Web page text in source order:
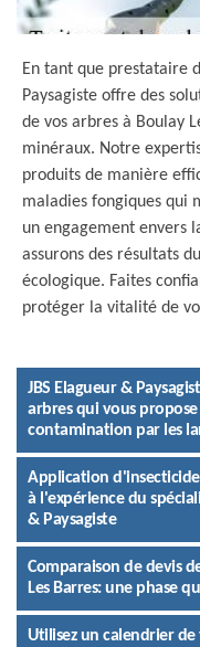
En tant que prestataire
Paysagiste offre des
de vos arbres à Boulay
minéraux. Notre
produits de manière
maladies fongiques qui
un engagement envers
assurons des résultats
écologique. Faites
protéger la vitalité de
JBS Elagueur &
arbres qui vous
contamination par les
Application
à l'expérience du
& Paysagiste
Comparaison de devis
Les Barres: une phase
Utilisez un calendrier